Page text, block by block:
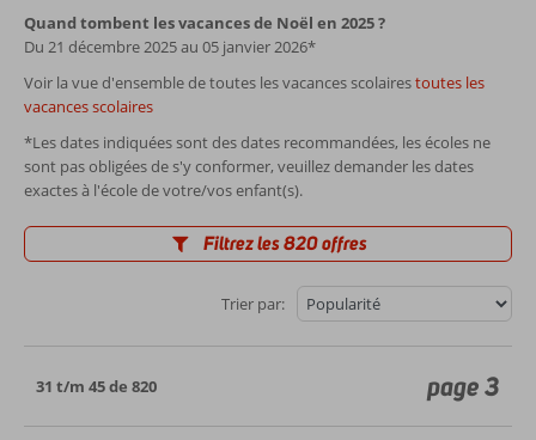
Quand tombent les vacances de Noël en 2025 ?
Du 21 décembre 2025 au 05 janvier 2026*
Voir la vue d'ensemble de toutes les vacances scolairestoutes les
vacances scolaires
*Les dates indiquées sont des dates recommandées, les écoles ne
sont pas obligées de s'y conformer, veuillez demander les dates
exactes à l'école de votre/vos enfant(s).
Filtrez les 820 offres
Trier par:
31 t/m 45 de 820 page 3